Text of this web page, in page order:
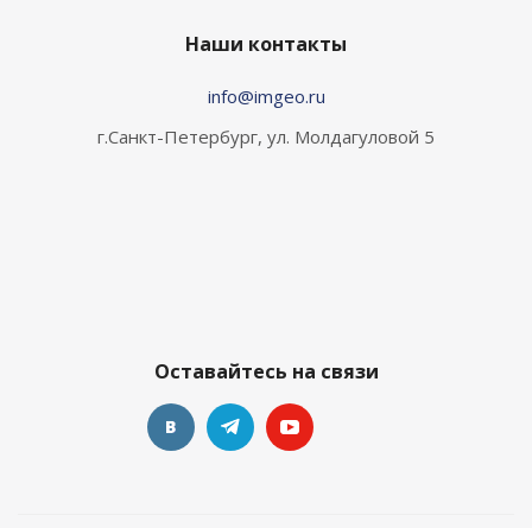
Наши контакты
info@imgeo.ru
г.Санкт-Петербург, ул. Молдагуловой 5
Оставайтесь на связи